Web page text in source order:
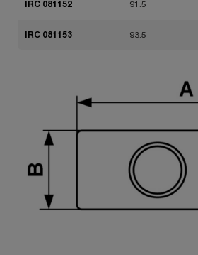
IRC 081152 91.5
IRC 081153 93.5